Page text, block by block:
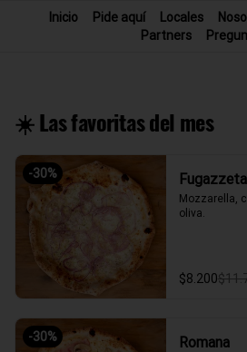
Inicio Pide aquí Locales
Partners
☀️ Las favoritas del mes
-30%
Mozzarella,
oliva.
$8.200
-30% Romana